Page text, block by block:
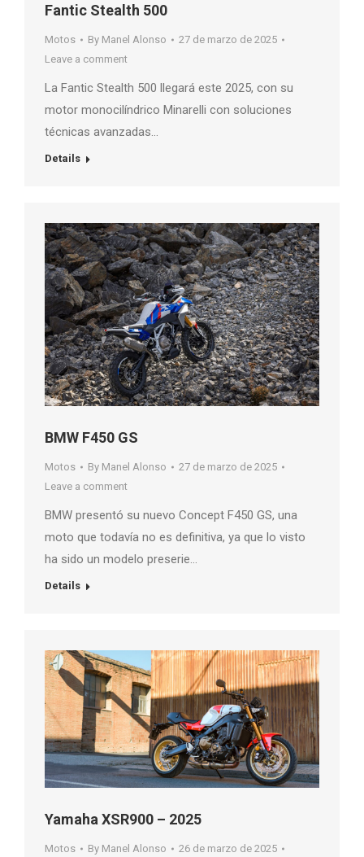
Fantic Stealth 500
Motos By Manel Alonso
27 de marzo de 2025
Leave a comment
La Fantic Stealth 500 llegará este 2025, con su
motor monocilíndrico Minarelli con soluciones
técnicas avanzadas…
Details
BMW F450 GS
Motos By Manel Alonso
27 de marzo de 2025
Leave a comment
BMW presentó su nuevo Concept F450 GS, una
moto que todavía no es definitiva, ya que lo visto
ha sido un modelo preserie…
Details
Yamaha XSR900 – 2025
Motos By Manel Alonso
26 de marzo de 2025